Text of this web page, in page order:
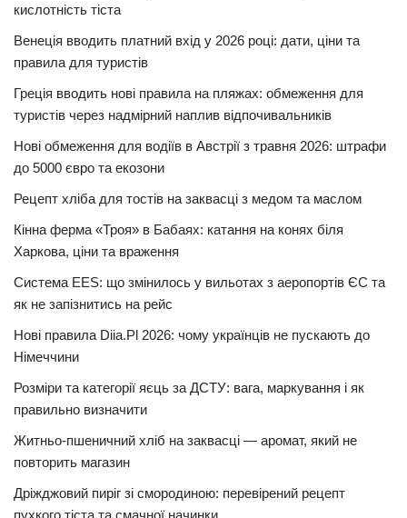
кислотність тіста
Венеція вводить платний вхід у 2026 році: дати, ціни та
правила для туристів
Греція вводить нові правила на пляжах: обмеження для
туристів через надмірний наплив відпочивальників
Нові обмеження для водіїв в Австрії з травня 2026: штрафи
до 5000 євро та екозони
Рецепт хліба для тостів на заквасці з медом та маслом
Кінна ферма «Троя» в Бабаях: катання на конях біля
Харкова, ціни та враження
Система EES: що змінилось у вильотах з аеропортів ЄС та
як не запізнитись на рейс
Нові правила Diia.Pl 2026: чому українців не пускають до
Німеччини
Розміри та категорії яєць за ДСТУ: вага, маркування і як
правильно визначити
Житньо-пшеничний хліб на заквасці — аромат, який не
повторить магазин
Дріжджовий пиріг зі смородиною: перевірений рецепт
пухкого тіста та смачної начинки